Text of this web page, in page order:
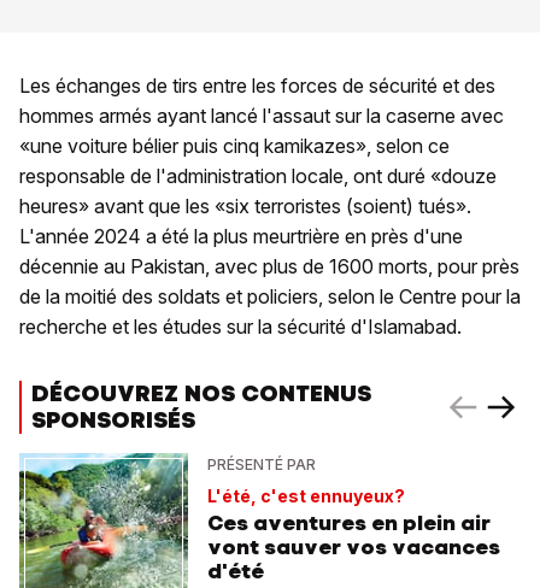
Les échanges de tirs entre les forces de sécurité et des
hommes armés ayant lancé l'assaut sur la caserne avec
«une voiture bélier puis cinq kamikazes», selon ce
responsable de l'administration locale, ont duré «douze
heures» avant que les «six terroristes (soient) tués».
L'année 2024 a été la plus meurtrière en près d'une
décennie au Pakistan, avec plus de 1600 morts, pour près
de la moitié des soldats et policiers, selon le Centre pour la
recherche et les études sur la sécurité d'Islamabad.
DÉCOUVREZ NOS CONTENUS
SPONSORISÉS
PRÉSENTÉ PAR
L'été, c'est ennuyeux?
Ces aventures en plein air
vont sauver vos vacances
d'été